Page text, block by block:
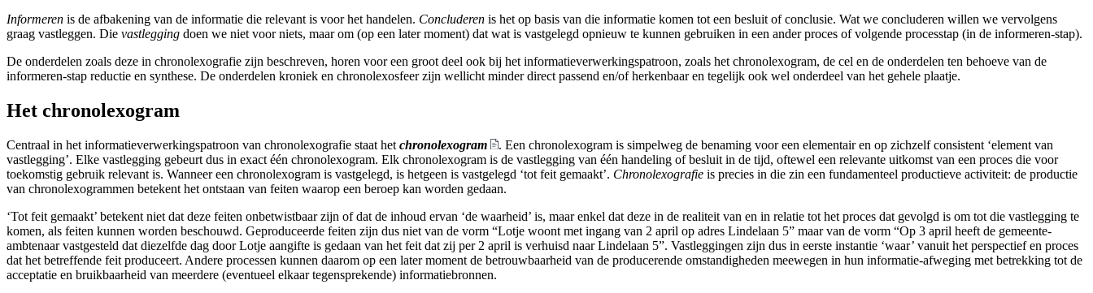
Informeren is de afbakening van de informatie die relevant is voor het handelen. Concluderen is het op basis van die informatie komen tot een besluit of conclusie. Wat we concluderen willen we vervolgens
graag vastleggen. Die vastlegging doen we niet voor niets, maar om (op een later moment) dat wat is vastgelegd opnieuw te kunnen gebruiken in een ander proces of volgende processtap (in de informeren-stap).
De onderdelen zoals deze in chronolexografie zijn beschreven, horen voor een groot deel ook bij het informatieverwerkingspatroon, zoals het chronolexogram, de cel en de onderdelen ten behoeve van de
informeren-stap reductie en synthese. De onderdelen kroniek en chronolexosfeerzijn wellicht minder direct passend en/of herkenbaar en tegelijk ook wel onderdeel van het gehele plaatje.
Het chronolexogram
Centraal in het informatieverwerkingspatroon van chronolexografie staat het chronolexogram
. Een chronolexogram is simpelweg de benaming voor een elementair en op zichzelf consistent ‘element van
vastlegging’. Elke vastlegging gebeurt dus in exact één chronolexogram. Elk chronolexogram is de vastlegging van één handeling of besluit in de tijd, oftewel een relevante uitkomst van een proces die voor
toekomstig gebruik relevant is. Wanneer een chronolexogram is vastgelegd, is hetgeen is vastgelegd ‘tot feit gemaakt’. Chronolexografie is precies in die zin een fundamenteel productieve activiteit: de productie
van chronolexogrammen betekent het ontstaan van feiten waarop een beroep kan worden gedaan.
‘Tot feit gemaakt’ betekent niet dat deze feiten onbetwistbaar zijn of dat de inhoud ervan ‘de waarheid’ is, maar enkel dat deze in de realiteit van en in relatie tot het proces dat gevolgd is om tot die vastlegging te
komen, als feiten kunnen worden beschouwd. Geproduceerde feiten zijn dus niet van de vorm “Lotje woont met ingang van 2 april op adres Lindelaan 5” maar van de vorm “Op 3 april heeft de gemeente-
ambtenaar vastgesteld dat diezelfde dag door Lotje aangifte is gedaan van het feit dat zij per 2 april is verhuisd naar Lindelaan 5”. Vastleggingen zijn dus in eerste instantie ‘waar’ vanuit het perspectief en proces
dat het betreffende feit produceert. Andere processen kunnen daarom op een later moment de betrouwbaarheid van de producerende omstandigheden meewegen in hun informatie-afweging met betrekking tot de
acceptatie en bruikbaarheid van meerdere (eventueel elkaar tegensprekende) informatiebronnen.